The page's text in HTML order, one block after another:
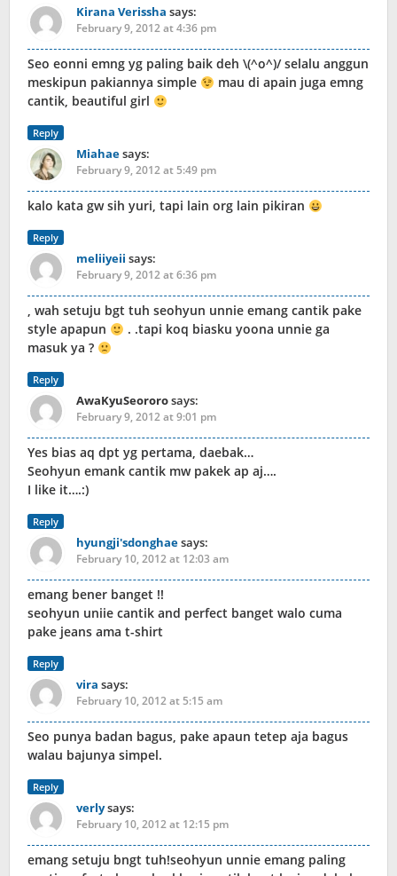
Kirana Verissha says:
February 9, 2012 at 4:36 pm
Seo eonni emng yg paling baik deh \(^o^)/ selalu anggun
meskipun pakiannya simple
mau di apain juga emng
cantik, beautiful girl
Reply
Miahaesays:
February 9, 2012 at 5:49 pm
kalo kata gw sih yuri, tapi lain org lain pikiran
Reply
meliiyeii says:
February 9, 2012 at 6:36 pm
, wah setuju bgt tuh seohyun unnie emang cantik pake
style apapun
. .tapi koq biasku yoona unnie ga
masuk ya ?
Reply
AwaKyuSeororosays:
February 9, 2012 at 9:01 pm
Yes bias aq dpt yg pertama, daebak…
Seohyun emank cantik mw pakek ap aj….
I like it….:)
Reply
hyungji'sdonghaesays:
February 10, 2012 at 12:03 am
emang bener banget !!
seohyun uniie cantik and perfect banget walo cuma
pake jeans ama t-shirt
Reply
vira says:
February 10, 2012 at 5:15 am
Seo punya badan bagus, pake apaun tetep aja bagus
walau bajunya simpel.
Reply
verlysays:
February 10, 2012 at 12:15 pm
emang setuju bngt tuh!seohyun unnie emang paling